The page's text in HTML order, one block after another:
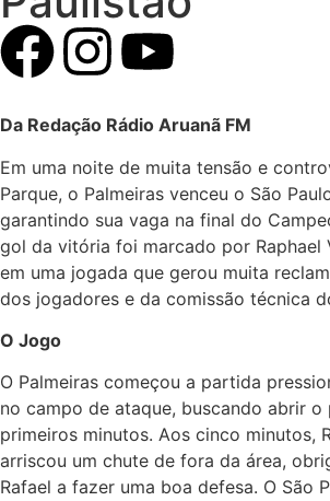
Da Redação Rádio Aruanã FM
Em uma noite de muita tensão e
Parque, o Palmeiras venceu o São
garantindo sua vaga na final do
gol da vitória foi marcado por Raphael
em uma jogada que gerou muita
dos jogadores e da comissão técnica
O Jogo
O Palmeiras começou a partida
no campo de ataque, buscando abrir
primeiros minutos. Aos cinco minutos,
arriscou um chute de fora da área,
Rafael a fazer uma boa defesa. O São